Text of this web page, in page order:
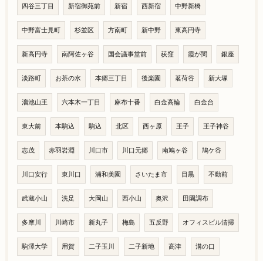
四谷三丁目 新宿御苑前 新宿 西新宿 中野新橋
中野富士見町 杉並区 方南町 新中野 東高円寺
新高円寺 南阿佐ヶ谷 国会議事堂前 荻窪 霞が関 銀座
淡路町 お茶の水 本郷三丁目 後楽園 茗荷谷 新大塚
溜池山王 六本木一丁目 麻布十番 白金高輪 白金台
東大前 本駒込 駒込 北区 西ヶ原 王子 王子神谷
志茂 赤羽岩淵 川口市 川口元郷 南鳩ヶ谷 鳩ケ谷
川口安行 東川口 浦和美園 さいたま市 目黒 不動前
武蔵小山 洗足 大岡山 西小山 奥沢 田園調布
多摩川 川崎市 新丸子 梅島 五反野 オフィスビル清掃
駒澤大学 用賀 二子玉川 二子新地 高津 溝の口